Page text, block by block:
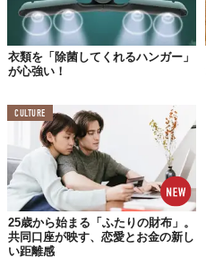
衣類を「除菌してくれるハンガー」
が心強い！
CULTURE
25歳から始まる「ふたりの財布」。
共同口座が映す、恋愛とお金の新し
い距離感